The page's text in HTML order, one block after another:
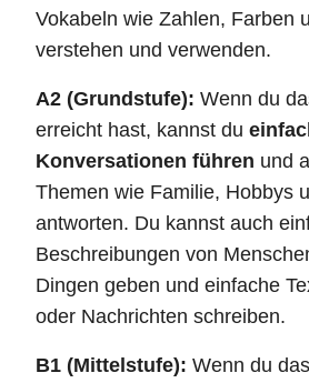
Vokabeln wie Zahlen, Farben
verstehen und verwenden.
A2 (Grundstufe): Wenn du
erreicht hast, kannst du
Konversationen führen und
Themen wie Familie, Hobbys
antworten. Du kannst auch
Beschreibungen von
Dingen geben und einfache
oder Nachrichten schreiben.
B1 (Mittelstufe): Wenn du